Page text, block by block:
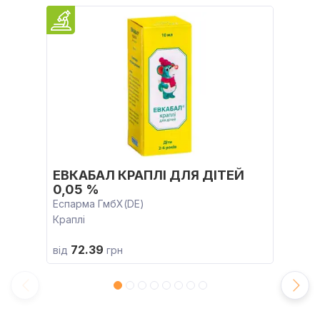
ЕВКАБАЛ КРАПЛІ ДЛЯ ДІТЕЙ
0,05 %
Еспарма ГмбХ(DE)
Краплі
від 72.39 грн